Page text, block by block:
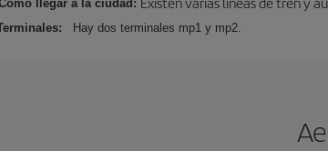
llegar a la ciudad:
Hay dos terminales mp1 y mp2.